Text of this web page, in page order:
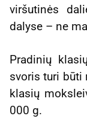
viršutinės
dalyse – ne
Pradinių
svoris turi būti
klasių
000 g.